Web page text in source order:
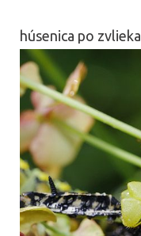
húsenica po